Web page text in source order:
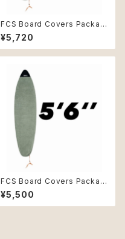
FCS Board Covers Packabl
e Stretch Cover 5'9" Short
board Alpine
¥5,720
FCS Board Covers Packabl
e Stretch Cover 5'6" Short
board Alpine
¥5,500